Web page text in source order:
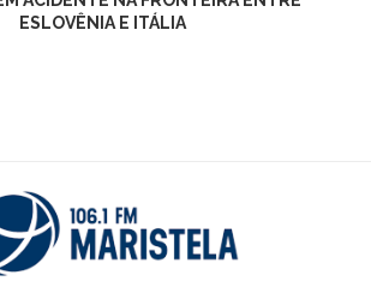
ESLOVÊNIA E ITÁLIA